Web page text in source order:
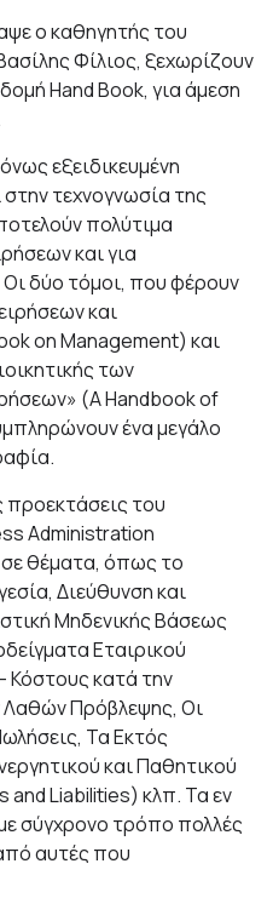
ο καθηγητής του
Φίλιος, ξεχωρίζουν
Hand Book, για άμεση
εξειδικευμένη
τεχνογνωσία της
πολύτιμα
και για
δύο τόμοι, που φέρουν
και
on Management) και
των
(A Handbook of
ένα μεγάλο
προεκτάσεις του
Administration
θέματα, όπως το
Διεύθυνση και
Μηδενικής Βάσεως
Εταιρικού
Κόστους κατά την
Λαθών Πρόβλεψης, Οι
Τα Εκτός
και Παθητικού
Liabilities) κλπ. Τα εν
σύγχρονο τρόπο πολλές
αυτές που